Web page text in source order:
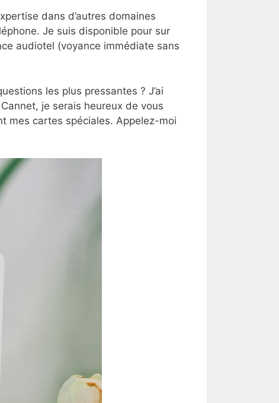
dans d’autres domaines
Je suis disponible pour sur
audiotel (voyance immédiate sans
les plus pressantes ? J’ai
je serais heureux de vous
mes cartes spéciales. Appelez-moi